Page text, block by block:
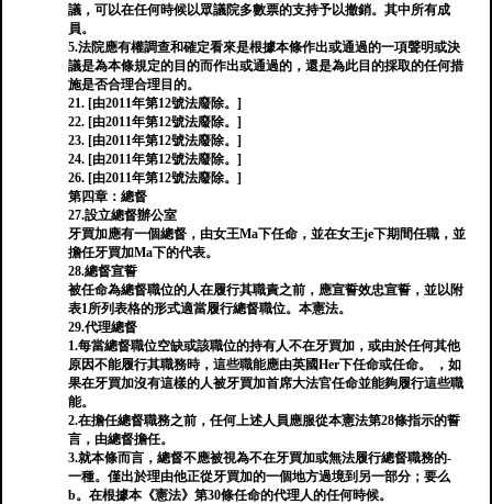
議，可以在任何時候以眾議院多數票的支持予以撤銷。其中所有成
員。
5.法院應有權調查和確定看來是根據本條作出或通過的一項聲明或決
議是為本條規定的目的而作出或通過的，還是為此目的採取的任何措
施是否合理合理目的。
21. [由2011年第12號法廢除。]
22. [由2011年第12號法廢除。]
23. [由2011年第12號法廢除。]
24. [由2011年第12號法廢除。]
26. [由2011年第12號法廢除。]
第四章：總督
27.設立總督辦公室
牙買加應有一個總督，由女王Ma下任命，並在女王je下期間任職，並
擔任牙買加Ma下的代表。
28.總督宣誓
被任命為總督職位的人在履行其職責之前，應宣誓效忠宣誓，並以附
表1所列表格的形式適當履行總督職位。本憲法。
29.代理總督
1.每當總督職位空缺或該職位的持有人不在牙買加，或由於任何其他
原因不能履行其職務時，這些職能應由英國Her下任命或任命。 ，如
果在牙買加沒有這樣的人被牙買加首席大法官任命並能夠履行這些職
能。
2.在擔任總督職務之前，任何上述人員應服從本憲法第28條指示的誓
言，由總督擔任。
3.就本條而言，總督不應被視為不在牙買加或無法履行總督職務的-
一種。僅出於理由他正從牙買加的一個地方過境到另一部分；要么
b。在根據本《憲法》第30條任命的代理人的任何時候。